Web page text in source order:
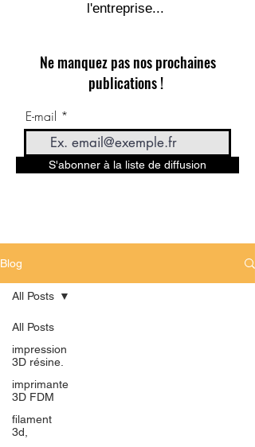
l'entreprise...
Ne manquez pas nos prochaines
publications !
E-mail
S'abonner à la liste de diffusion
Blog
All Posts
impression
3D résine.
imprimante
3D FDM
filament
3d,
All Posts